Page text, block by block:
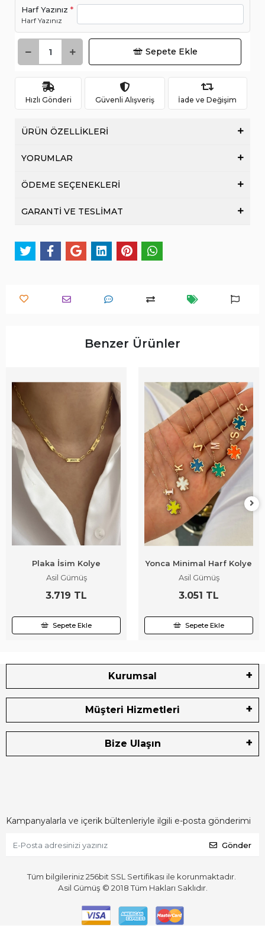
Harf Yazınız *
Harf Yazınız
Sepete Ekle
Hızlı Gönderi Güvenli Alışveriş İade ve Değişim
ÜRÜN ÖZELLİKLERİ
YORUMLAR
ÖDEME SEÇENEKLERİ
GARANTİ VE TESLİMAT
Benzer Ürünler
Plaka İsim Kolye
Asil Gümüş
3.719 TL
Sepete Ekle
Yonca Minimal Harf Kolye
Asil Gümüş
3.051 TL
Sepete Ekle
Kurumsal
Müşteri Hizmetleri
Bize Ulaşın
Kampanyalarla ve içerik bültenleriyle ilgili e-posta gönderimi
Gönder
Tüm bilgileriniz 256bit SSL Sertifikası ile korunmaktadır.
Asil Gümüş © 2018Tüm Hakları Saklıdır.